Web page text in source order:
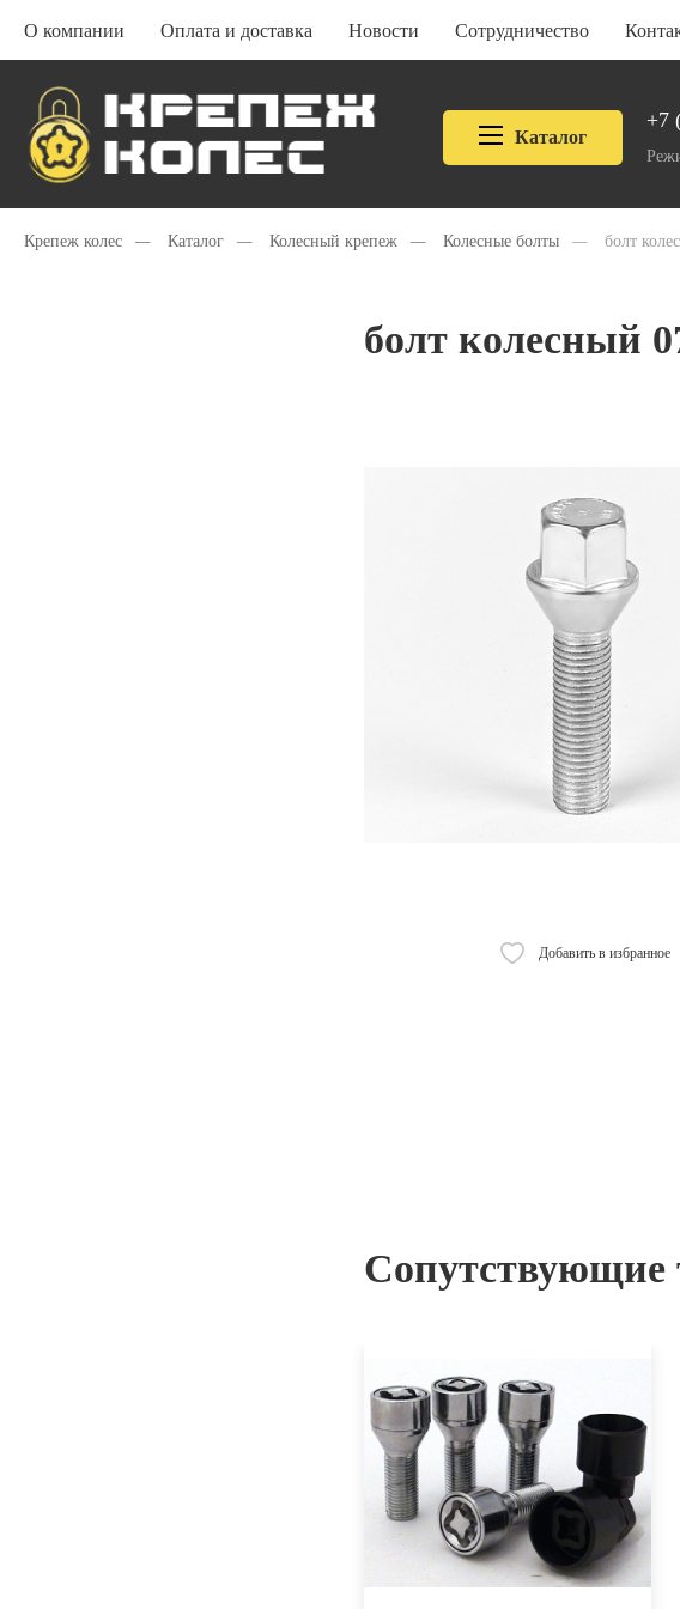
О компании Оплата и доставка Новости Сотрудничество
Каталог
+7
Крепеж колес — Каталог — Колесный крепеж — Колесные болты — болт
болт колесный
Добавить в избранное
Сопутствующие